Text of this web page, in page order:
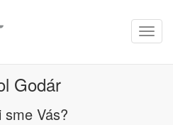
Godár
sme Vás?